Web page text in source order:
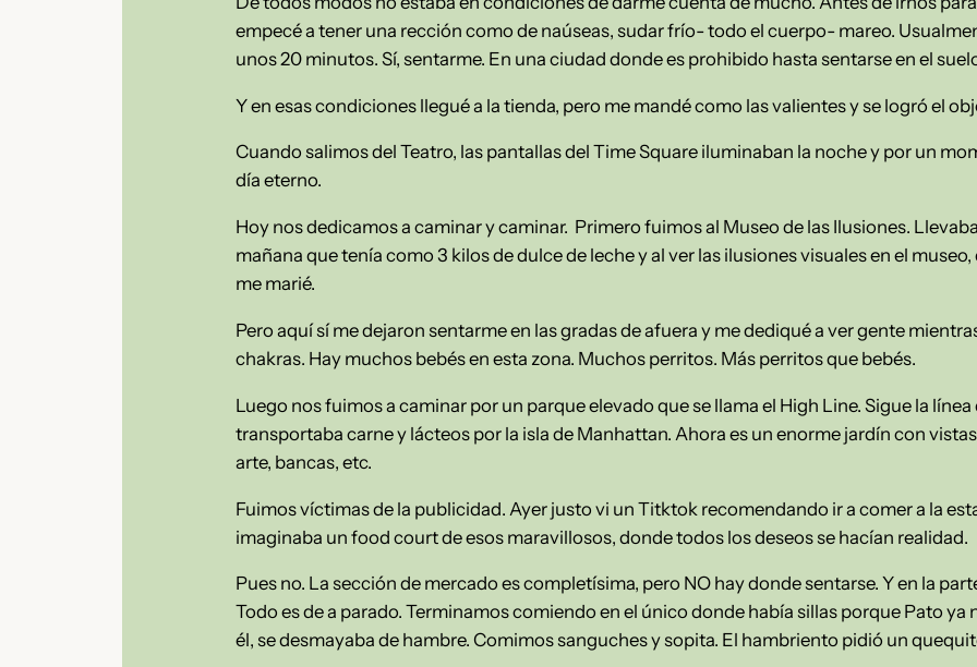
empecé a tener una rección como de naúseas, sudar frío- todo el cuerpo- mareo.
unos 20 minutos. Sí, sentarme. En una ciudad donde es prohibido hasta sentarse en el
Y en esas condiciones llegué a la tienda, pero me mandé como las valientes y se logró el
Cuando salimos del Teatro, las pantallas del Time Square iluminaban la noche y por un
día eterno.
Hoy nos dedicamos a caminar y caminar. Primero fuimos al Museo de las Ilusiones.
mañana que tenía como 3 kilos de dulce de leche y al ver las ilusiones visuales en el
me marié.
Pero aquí sí me dejaron sentarme en las gradas de afuera y me dediqué a ver gente
chakras. Hay muchos bebés en esta zona. Muchos perritos. Más perritos que bebés.
Luego nos fuimos a caminar por un parque elevado que se llama el High Line. Sigue la
transportaba carne y lácteos por la isla de Manhattan. Ahora es un enorme jardín con
arte, bancas, etc.
Fuimos víctimas de la publicidad. Ayer justo vi un Titktok recomendando ir a comer a la
imaginaba un food court de esos maravillosos, donde todos los deseos se hacían realidad.
Pues no. La sección de mercado es completísima, pero NO hay donde sentarse. Y en la
Todo es de a parado. Terminamos comiendo en el único donde había sillas porque Pato ya
él, se desmayaba de hambre. Comimos sanguches y sopita. El hambriento pidió un